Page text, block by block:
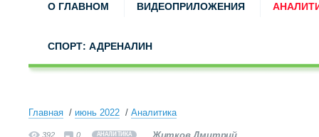
О ГЛАВНОМ ВИДЕОПРИЛОЖЕНИЯ
СПОРТ: АДРЕНАЛИН
Главная июнь 2022 Аналитика
392 0 АНАЛИТИКА